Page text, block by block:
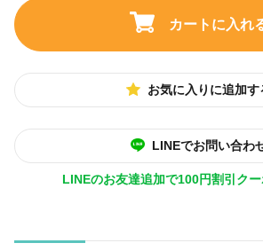
カートに入れ
お気に入りに追加す
LINEでお問い合わ
LINEのお友達追加で100円割引クー